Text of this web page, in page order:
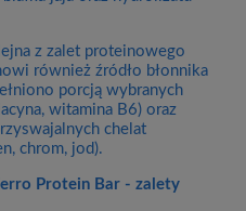
z zalet proteinowego
również źródło błonnika
porcją wybranych
witamina B6) oraz
chelat
chrom, jod).
Protein Bar - zalety